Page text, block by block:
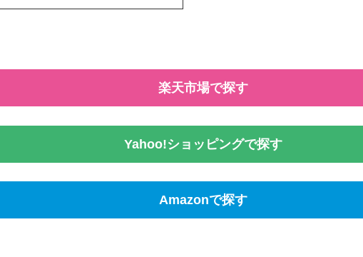
楽天市場で探す
Yahoo!ショッピングで探す
Amazonで探す